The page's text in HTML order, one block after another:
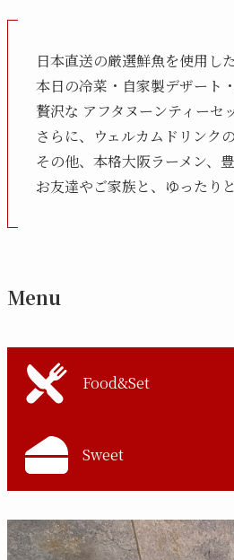
日本直送の厳選鮮魚を使用し
本日の冷菜・自家製デザート
贅沢な アフタヌーンティーセ
さらに、ウェルカムドリンク
その他、本格大阪ラーメン、
お友達やご家族と、ゆったり
Menu
Food&Set
Sweet